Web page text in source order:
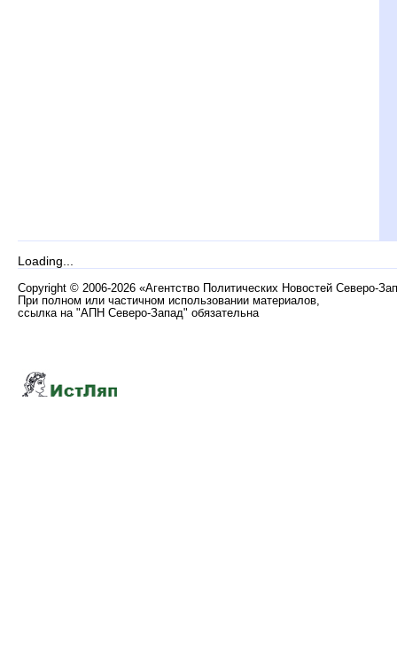
Loading...
Copyright © 2006-2026 «Агентство Политических Новостей Северо-
При полном или частичном использовании материалов,
ссылка на "АПН Северо-Запад" обязательна